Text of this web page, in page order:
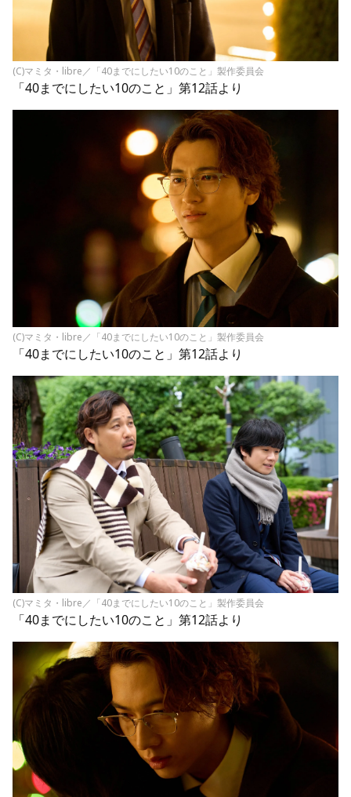
(C)マミタ・libre／「40までにしたい10のこと」製作委員会
「40までにしたい10のこと」第12話より
(C)マミタ・libre／「40までにしたい10のこと」製作委員会
「40までにしたい10のこと」第12話より
(C)マミタ・libre／「40までにしたい10のこと」製作委員会
「40までにしたい10のこと」第12話より